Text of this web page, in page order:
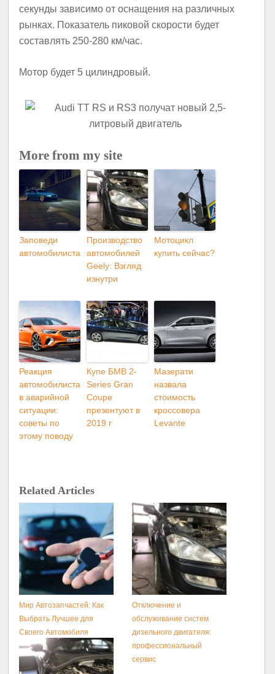
секунды зависимо от оснащения на различных
рынках. Показатель пиковой скорости будет
составлять 250-280 км/час.
Мотор будет 5 цилиндровый.
More from my site
Заповеди
автомобилиста
Производство
автомобилей
Geely: Взгляд
изнутри
Мотоцикл
купить сейчас?
Реакция
автомобилиста
в аварийной
ситуации:
советы по
этому поводу
Купе БМВ 2-
Series Gran
Coupe
презентуют в
2019 г
Мазерати
назвала
стоимость
кроссовера
Levante
Related Articles
Мир Автозапчастей: Как
Выбрать Лучшее для
Своего Автомобиля
Отключение и
обслуживание систем
дизельного двигателя:
профессиональный
сервис